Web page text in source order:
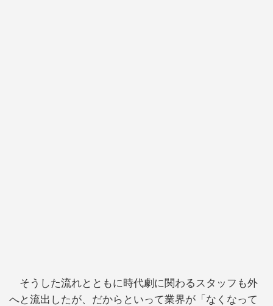
そうした流れとともに時代劇に関わるスタッフも外
へと流出したが、だからといって業界が「なくなって